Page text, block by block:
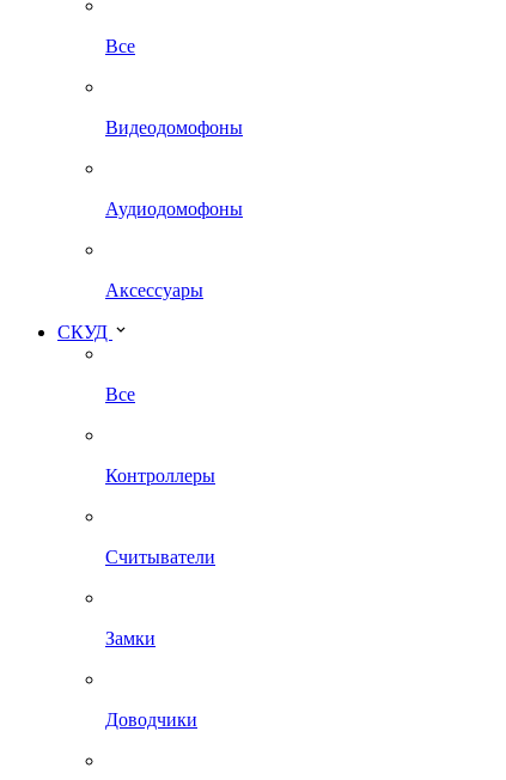
Все
Видеодомофоны
Аудиодомофоны
Аксессуары
СКУД
Все
Контроллеры
Считыватели
Замки
Доводчики